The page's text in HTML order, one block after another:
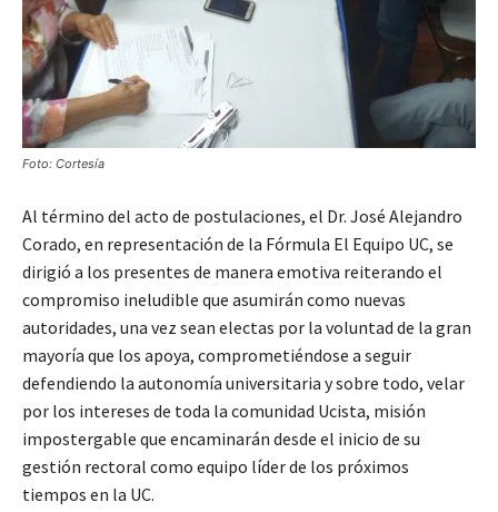
Foto: Cortesía
Al término del acto de postulaciones, el Dr. José Alejandro
Corado, en representación de la Fórmula El Equipo UC, se
dirigió a los presentes de manera emotiva reiterando el
compromiso ineludible que asumirán como nuevas
autoridades, una vez sean electas por la voluntad de la gran
mayoría que los apoya, comprometiéndose a seguir
defendiendo la autonomía universitaria y sobre todo, velar
por los intereses de toda la comunidad Ucista, misión
impostergable que encaminarán desde el inicio de su
gestión rectoral como equipo líder de los próximos
tiempos en la UC.